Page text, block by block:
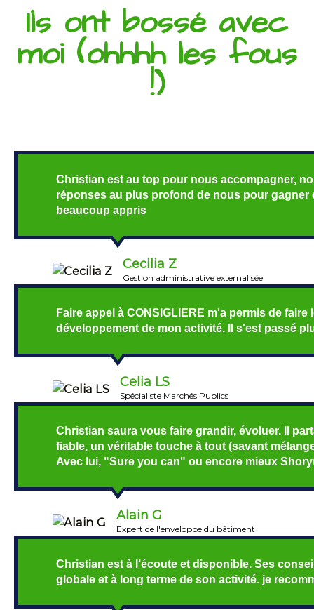
Ils ont bossé avec
moi (ohhhh les fous
!)
Christian est au top pour nous accompagner,
réponses au plus profond de nous pour
beaucoup appris
Cecilia Z
Gestion administrative externalisée
Faire appel à CONSIGLIERE m'a permis de
développement de mon activité. Il s'est passé
Celia LS
Spécialiste Marchés Publics
Christian saura vous faire grandir, évoluer. Il
fiable, un véritable touche à tout (savant
Avec lui, "Sure you can" ou encore mieux
Alain G
Expert de l'enveloppe du bâtiment
Christian est à l’écoute et disponible. Ses
globale et à long terme de son activité. je